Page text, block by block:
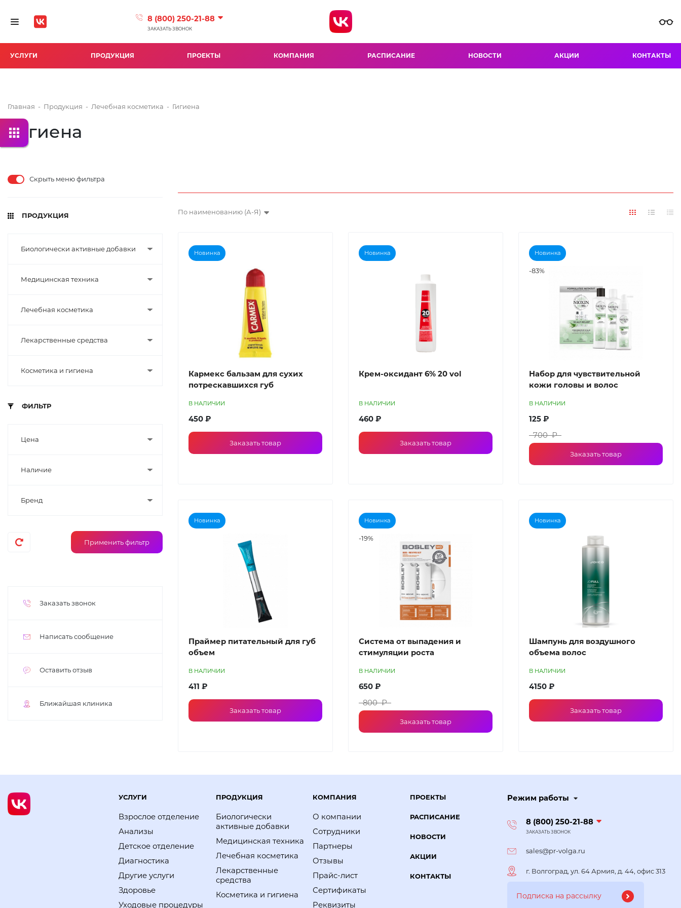
Toggle navigation 8 (800) 250-21-88
ЗАКАЗАТЬ ЗВОНОК
УСЛУГИ ПРОДУКЦИЯ ПРОЕКТЫ КОМПАНИЯ РАСПИСАНИЕ НОВОСТИ АКЦИИ КОНТАКТЫ
Главная - Продукция - Лечебная косметика - Гигиена
Гигиена
Скрыть меню фильтра
ПРОДУКЦИЯ
Биологически активные добавки
Медицинская техника
Лечебная косметика
Лекарственные средства
Косметика и гигиена
ФИЛЬТР
Цена
Наличие
Бренд
Заказать звонок
Написать сообщение
Оставить отзыв
Ближайшая клиника
По наименованию (А-Я)
Новинка
Кармекс бальзам для сухих
потрескавшихся губ
В НАЛИЧИИ
450 ₽
Заказать товар
Новинка
Крем-оксидант 6% 20 vol
В НАЛИЧИИ
460 ₽
Заказать товар
Новинка
-83%
Набор для чувствительной
кожи головы и волос
В НАЛИЧИИ
125 ₽
700 ₽
Заказать товар
Новинка
Праймер питательный для губ
объем
В НАЛИЧИИ
411 ₽
Заказать товар
Новинка
-19%
Система от выпадения и
стимуляции роста
В НАЛИЧИИ
650 ₽
800 ₽
Заказать товар
Новинка
Шампунь для воздушного
объема волос
В НАЛИЧИИ
4150 ₽
Заказать товар
УСЛУГИ
Взрослое отделение
Анализы
Детское отделение
Диагностика
Другие услуги
Здоровье
Уходовые процедуры
ПРОДУКЦИЯ
Биологически
активные добавки
Медицинская техника
Лечебная косметика
Лекарственные
средства
Косметика и гигиена
КОМПАНИЯ
О компании
Сотрудники
Партнеры
Отзывы
Прайс-лист
Сертификаты
Реквизиты
ПРОЕКТЫ
РАСПИСАНИЕ
НОВОСТИ
АКЦИИ
КОНТАКТЫ
Режим работы
8 (800) 250-21-88
ЗАКАЗАТЬ ЗВОНОК
sales@pr-volga.ru
г. Волгоград, ул. 64 Армия, д. 44, офис 313